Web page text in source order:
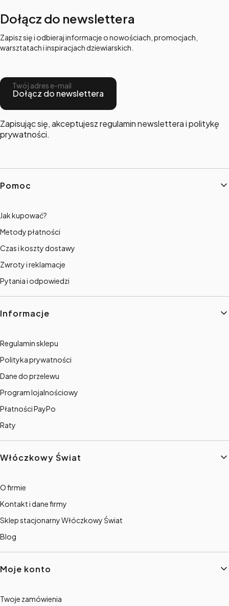
Dołącz do newslettera
Zapisz się i odbieraj informacje o nowościach, promocjach,
warsztatach i inspiracjach dziewiarskich.
Twój adres e-mail
Dołącz do newslettera
Zapisując się, akceptujesz regulamin newslettera i politykę
prywatności.
Linki w stopce
Pomoc
Jak kupować?
Metody płatności
Czas i koszty dostawy
Zwroty i reklamacje
Pytania i odpowiedzi
Informacje
Regulamin sklepu
Polityka prywatności
Dane do przelewu
Program lojalnościowy
Płatności PayPo
Raty
Włóczkowy Świat
O firmie
Kontakt i dane firmy
Sklep stacjonarny Włóczkowy Świat
Blog
Moje konto
Twoje zamówienia